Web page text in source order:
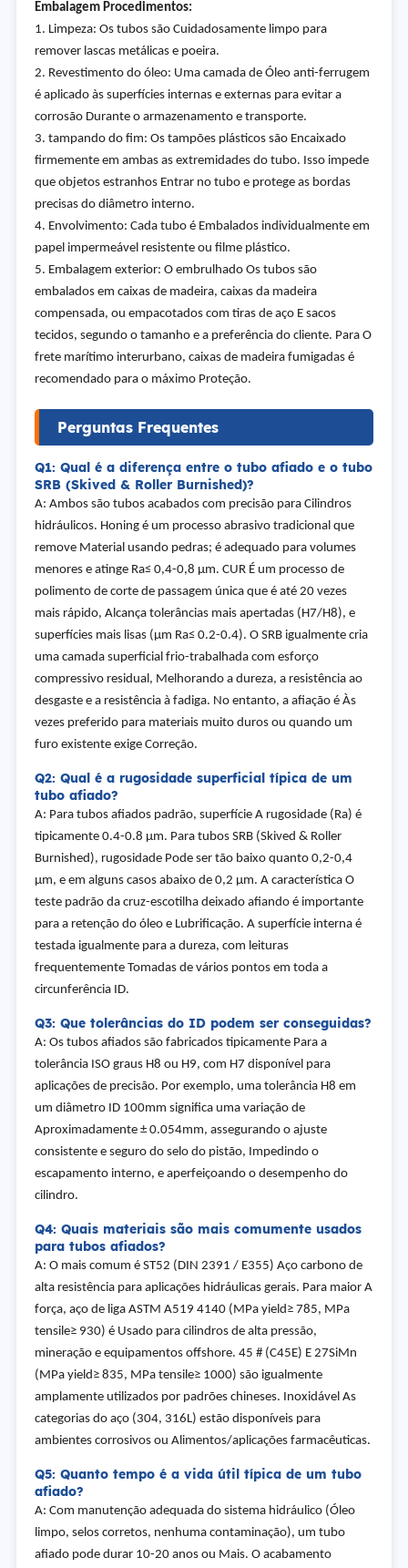
Embalagem Procedimentos:
1. Limpeza: Os tubos são Cuidadosamente limpo para
remover lascas metálicas e poeira.
2. Revestimento do óleo: Uma camada de Óleo anti-ferrugem
é aplicado às superfícies internas e externas para evitar a
corrosão Durante o armazenamento e transporte.
3. tampando do fim: Os tampões plásticos são Encaixado
firmemente em ambas as extremidades do tubo. Isso impede
que objetos estranhos Entrar no tubo e protege as bordas
precisas do diâmetro interno.
4. Envolvimento: Cada tubo é Embalados individualmente em
papel impermeável resistente ou filme plástico.
5. Embalagem exterior: O embrulhado Os tubos são
embalados em caixas de madeira, caixas da madeira
compensada, ou empacotados com tiras de aço E sacos
tecidos, segundo o tamanho e a preferência do cliente. Para O
frete marítimo interurbano, caixas de madeira fumigadas é
recomendado para o máximo Proteção.
Perguntas Frequentes
Q1: Qual é a diferença entre o tubo afiado e o tubo
SRB (Skived & Roller Burnished)?
A: Ambos são tubos acabados com precisão para Cilindros
hidráulicos. Honing é um processo abrasivo tradicional que
remove Material usando pedras; é adequado para volumes
menores e atinge Ra≤ 0,4-0,8 µm. CUR É um processo de
polimento de corte de passagem única que é até 20 vezes
mais rápido, Alcança tolerâncias mais apertadas (H7/H8), e
superfícies mais lisas (µm Ra≤ 0.2-0.4). O SRB igualmente cria
uma camada superficial frio-trabalhada com esforço
compressivo residual, Melhorando a dureza, a resistência ao
desgaste e a resistência à fadiga. No entanto, a afiação é Às
vezes preferido para materiais muito duros ou quando um
furo existente exige Correção.
Q2: Qual é a rugosidade superficial típica de um
tubo afiado?
A: Para tubos afiados padrão, superfície A rugosidade (Ra) é
tipicamente 0.4-0.8 µm. Para tubos SRB (Skived & Roller
Burnished), rugosidade Pode ser tão baixo quanto 0,2-0,4
µm, e em alguns casos abaixo de 0,2 µm. A característica O
teste padrão da cruz-escotilha deixado afiando é importante
para a retenção do óleo e Lubrificação. A superfície interna é
testada igualmente para a dureza, com leituras
frequentemente Tomadas de vários pontos em toda a
circunferência ID.
Q3: Que tolerâncias do ID podem ser conseguidas?
A: Os tubos afiados são fabricados tipicamente Para a
tolerância ISO graus H8 ou H9, com H7 disponível para
aplicações de precisão. Por exemplo, uma tolerância H8 em
um diâmetro ID 100mm significa uma variação de
Aproximadamente ± 0.054mm, assegurando o ajuste
consistente e seguro do selo do pistão, Impedindo o
escapamento interno, e aperfeiçoando o desempenho do
cilindro.
Q4: Quais materiais são mais comumente usados
para tubos afiados?
A: O mais comum é ST52 (DIN 2391 / E355) Aço carbono de
alta resistência para aplicações hidráulicas gerais. Para maior A
força, aço de liga ASTM A519 4140 (MPa yield≥ 785, MPa
tensile≥ 930) é Usado para cilindros de alta pressão,
mineração e equipamentos offshore. 45 # (C45E) E 27SiMn
(MPa yield≥ 835, MPa tensile≥ 1000) são igualmente
amplamente utilizados por padrões chineses. Inoxidável As
categorias do aço (304, 316L) estão disponíveis para
ambientes corrosivos ou Alimentos/aplicações farmacêuticas.
Q5: Quanto tempo é a vida útil típica de um tubo
afiado?
A: Com manutenção adequada do sistema hidráulico (Óleo
limpo, selos corretos, nenhuma contaminação), um tubo
afiado pode durar 10-20 anos ou Mais. O acabamento